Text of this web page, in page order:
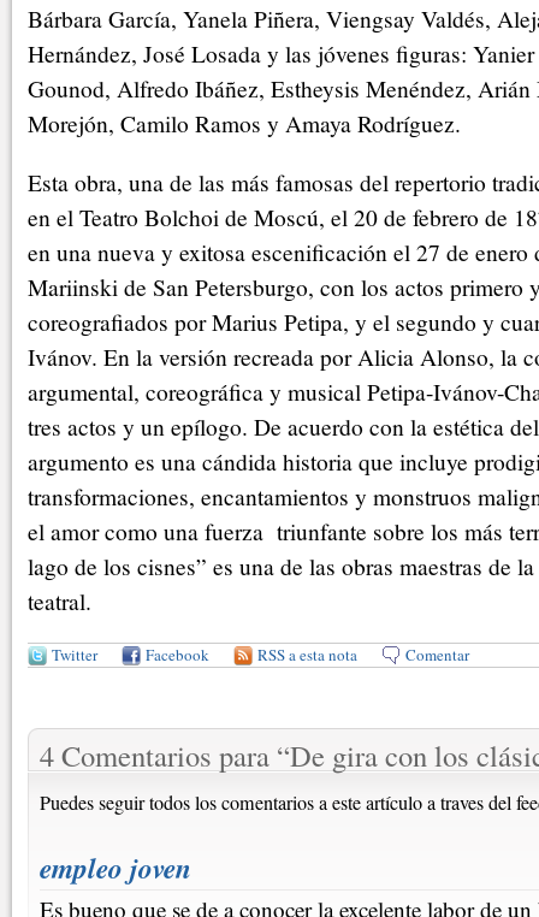
Bárbara García, Yanela Piñera, Viengsay Valdés,
Hernández, José Losada y las jóvenes figuras:
Gounod, Alfredo Ibáñez, Estheysis Menéndez,
Morejón, Camilo Ramos y Amaya Rodríguez.
Esta obra, una de las más famosas del repertorio
en el Teatro Bolchoi de Moscú, el 20 de febrero de
en una nueva y exitosa escenificación el 27 de enero
Mariinski de San Petersburgo, con los actos primero
coreografiados por Marius Petipa, y el segundo y
Ivánov. En la versión recreada por Alicia Alonso, la
argumental, coreográfica y musical Petipa-Ivánov-
tres actos y un epílogo. De acuerdo con la estética
argumento es una cándida historia que incluye
transformaciones, encantamientos y monstruos
el amor como una fuerza triunfante sobre los más
lago de los cisnes” es una de las obras maestras de
teatral.
Twitter Facebook RSS a esta nota Comentar
4 Comentarios para “De gira con los
Puedes seguir todos los comentarios a este artículo a traves del
empleo joven
Es bueno que se de a conocer la excelente labor de